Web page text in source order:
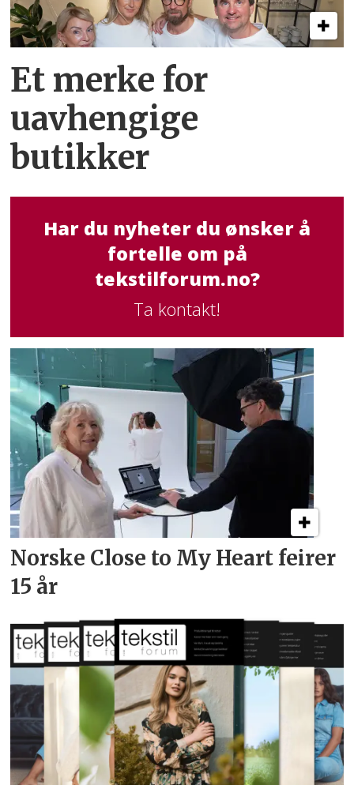
Et merke for
uavhengige
butikker
Har du nyheter du ønsker å
fortelle om på
tekstilforum.no?
Ta kontakt!
Norske Close to My Heart feirer
15 år